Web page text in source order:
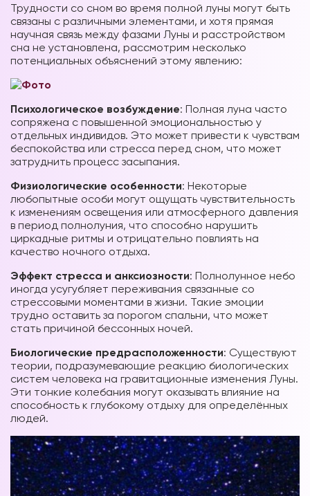
Трудности со сном во время полной луны могут быть
связаны с различными элементами, и хотя прямая
научная связь между фазами Луны и расстройством
сна не установлена, рассмотрим несколько
потенциальных объяснений этому явлению:
Психологическое возбуждение: Полная луна часто
сопряжена с повышенной эмоциональностью у
отдельных индивидов. Это может привести к чувствам
беспокойства или стресса перед сном, что может
затруднить процесс засыпания.
Физиологические особенности: Некоторые
любопытные особи могут ощущать чувствительность
к изменениям освещения или атмосферного давления
в период полнолуния, что способно нарушить
циркадные ритмы и отрицательно повлиять на
качество ночного отдыха.
Эффект стресса и анксиозности: Полнолунное небо
иногда усугубляет переживания связанные со
стрессовыми моментами в жизни. Такие эмоции
трудно оставить за порогом спальни, что может
стать причиной бессонных ночей.
Биологические предрасположенности: Существуют
теории, подразумевающие реакцию биологических
систем человека на гравитационные изменения Луны.
Эти тонкие колебания могут оказывать влияние на
способность к глубокому отдыху для определённых
людей.